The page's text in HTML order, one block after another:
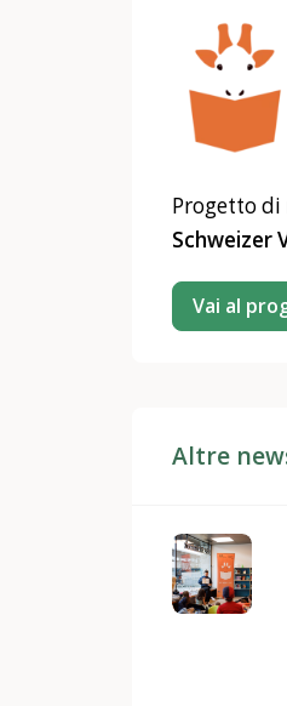
Progetto
Schweizer
Vai al
Altre